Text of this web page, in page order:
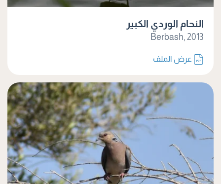
النحام الوردي الكبير
Berbash, 2013
عرض الملف